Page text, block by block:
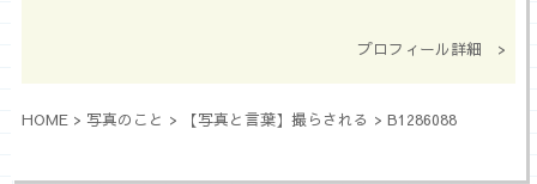
プロフィール詳細 >
HOME> 写真のこと > 【写真と言葉】撮らされる > B1286088